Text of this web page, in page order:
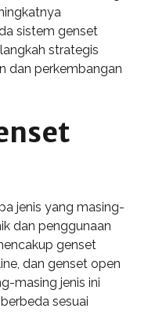
sistem genset
strategis
dan perkembangan
jenis yang masing-
dan penggunaan
genset
dan genset open
masing jenis ini
sesuai